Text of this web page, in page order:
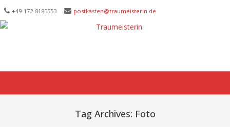
+49-172-­8185553 postkasten@traumeisterin.de
Tag Archives: Foto